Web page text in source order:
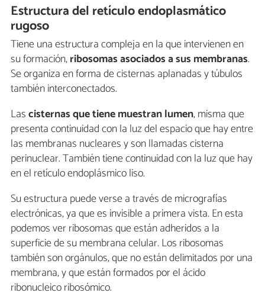
Estructura del retículo endoplasmático
rugoso
Tiene una estructura compleja en la que intervienen en
su formación,ribosomas asociados a sus membranas.
Se organiza en forma de cisternas aplanadas y túbulos
también interconectados.
Lascisternas que tiene muestran lumen, misma que
presenta continuidad con la luz del espacio que hay entre
las membranas nucleares y son llamadas cisterna
perinuclear. También tiene continuidad con la luz que hay
en el retículo endoplásmico liso.
Su estructura puede verse a través de micrografías
electrónicas, ya que es invisible a primera vista. En esta
podemos ver ribosomas que están adheridos a la
superficie de su membrana celular. Los ribosomas
también son orgánulos, que no están delimitados por una
membrana, y que están formados por el ácido
ribonucleico ribosómico.